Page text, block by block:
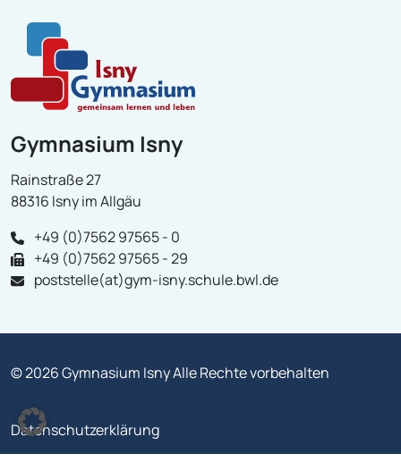
Gymnasium Isny
Rainstraße 27
88316 Isny im Allgäu
+49 (0)7562 97565 - 0
+49 (0)7562 97565 - 29
poststelle(at)gym-isny.schule.bwl.de
© 2026 Gymnasium Isny Alle Rechte vorbehalten
Datenschutzerklärung